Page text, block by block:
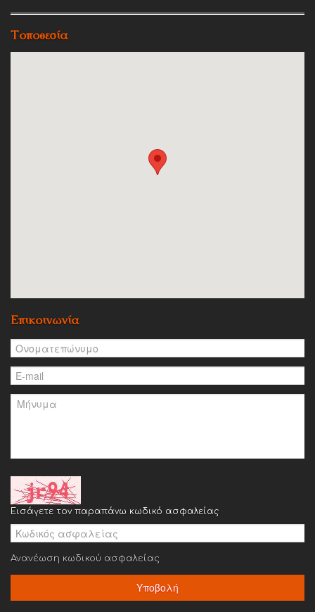
Τοποθεσία
Επικοινωνία
Εισάγετε τον παραπάνω κωδικό ασφαλείας
Ανανέωση κωδικού ασφαλείας
Υποβολή